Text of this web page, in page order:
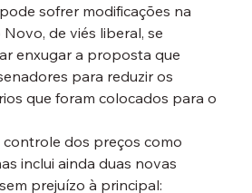
sofrer modificações na
de viés liberal, se
enxugar a proposta que
para reduzir os
que foram colocados para o
dos preços como
inclui ainda duas novas
prejuízo à principal: